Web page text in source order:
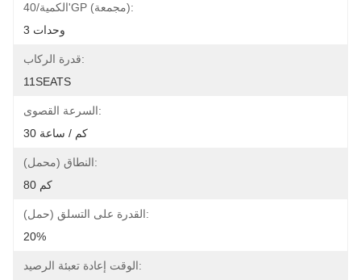
الكمية/40'GP (مجمعة):
3 وحدات
قدرة الركاب:
11SEATS
السرعة القصوى:
30 كم / ساعة
النطاق (محمل):
80 كم
القدرة على التسلق (حمل):
20%
الوقت إعادة تعبئة الرصيد: